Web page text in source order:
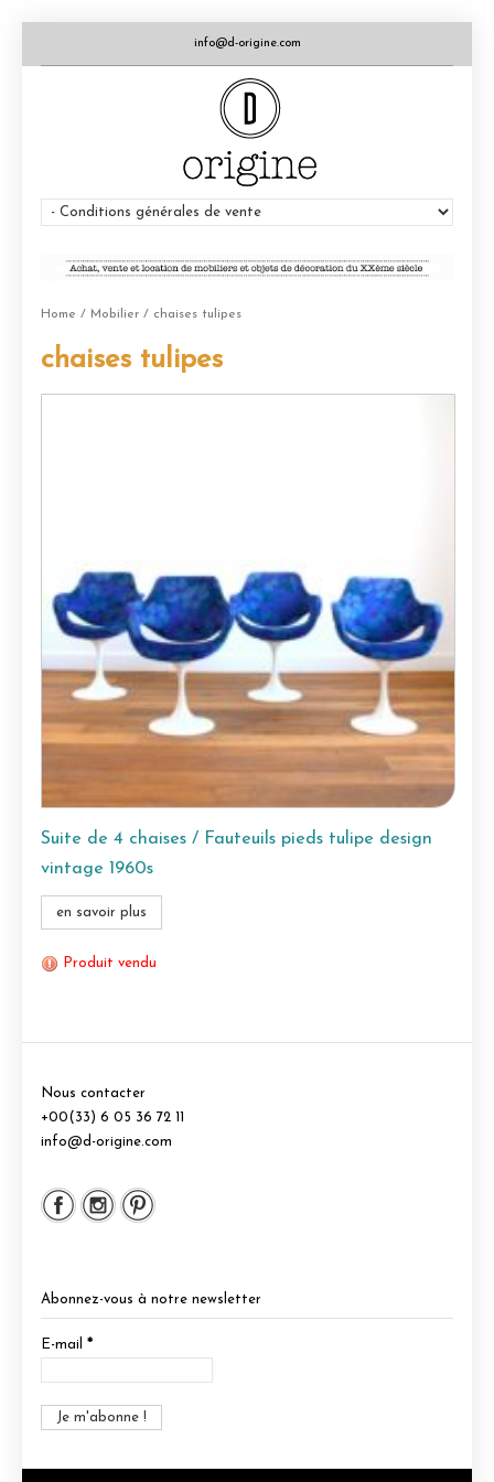
info@d-origine.com
Home / Mobilier / chaises tulipes
chaises tulipes
Suite de 4 chaises / Fauteuils pieds tulipe design
vintage 1960s
en savoir plus
Produit vendu
Nous contacter
+00(33) 6 05 36 72 11
info@d-origine.com
Abonnez-vous à notre newsletter
E-mail *